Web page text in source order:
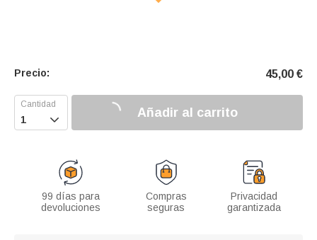
Precio: 45,00 €
 Añadir al carrito
99 días para
devoluciones
Compras
seguras
Privacidad
garantizada